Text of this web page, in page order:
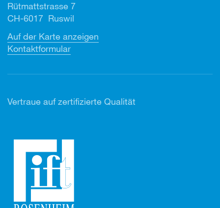
Rütmattstrasse 7
CH-6017 Ruswil
Auf der Karte anzeigen
Kontaktformular
Vertraue auf zertifizierte Qualität